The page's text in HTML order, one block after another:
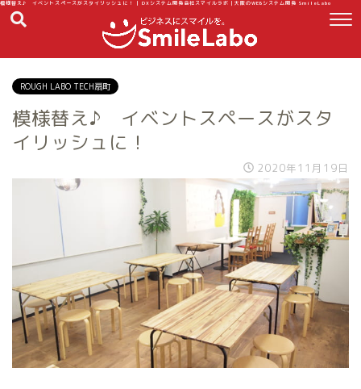
模様替え♪ イベントスペースがスタイリッシュに！ | DXシステム開発会社スマイルラボ｜大阪のWEBシステム開発 SmileLabo
ROUGH LABO TECH扇町
模様替え♪ イベントスペースがスタ
イリッシュに！
2020年11月19日